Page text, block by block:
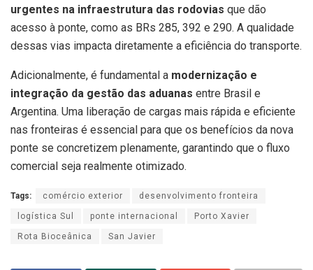
urgentes na infraestrutura das rodovias que dão
acesso à ponte, como as BRs 285, 392 e 290. A qualidade
dessas vias impacta diretamente a eficiência do transporte.
Adicionalmente, é fundamental a modernização e
integração da gestão das aduanas entre Brasil e
Argentina. Uma liberação de cargas mais rápida e eficiente
nas fronteiras é essencial para que os benefícios da nova
ponte se concretizem plenamente, garantindo que o fluxo
comercial seja realmente otimizado.
Tags: comércio exterior desenvolvimento fronteira
logística Sul ponte internacional Porto Xavier
Rota Bioceânica San Javier